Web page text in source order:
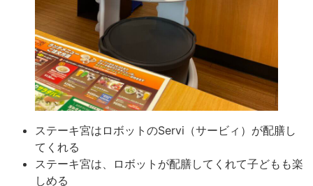
ステーキ宮はロボットのServi（サービィ）が配膳し
てくれる
ステーキ宮は、ロボットが配膳してくれて子どもも楽
しめる